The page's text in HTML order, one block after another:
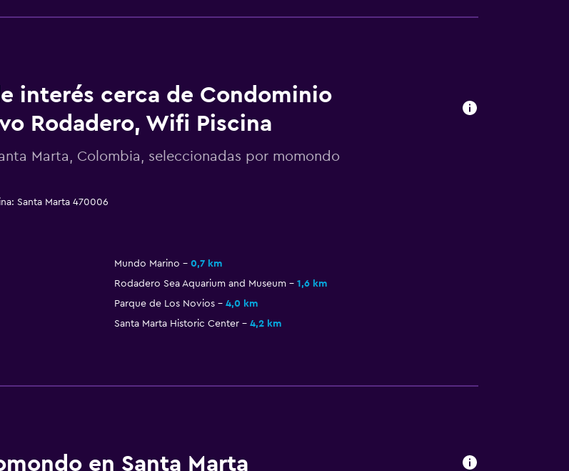
interés cerca de Condominio
Rodadero, Wifi Piscina
Marta, Colombia, seleccionadas por momondo
Santa Marta 470006
Mundo Marino
0,7 km
Rodadero Sea Aquarium and Museum
1,6 km
Parque de Los Novios
4,0 km
Santa Marta Historic Center 4,2 km
en Santa Marta